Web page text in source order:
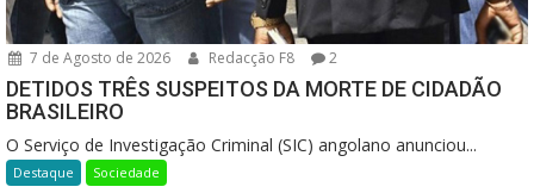
7 de Agosto de 2026 Redacção F8 2
DETIDOS TRÊS SUSPEITOS DA MORTE DE CIDADÃO
BRASILEIRO
O Serviço de Investigação Criminal (SIC) angolano anunciou...
Destaque Sociedade